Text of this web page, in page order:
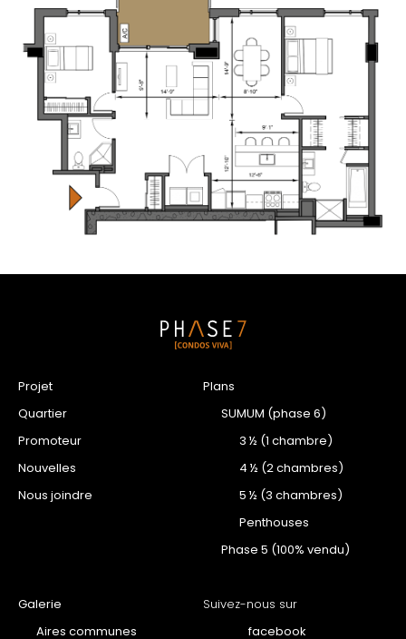
Projet
Quartier
Promoteur
Nouvelles
Nous joindre
Plans
SUMUM (phase 6)
3 ½ (1 chambre)
4 ½ (2 chambres)
5 ½ (3 chambres)
Penthouses
Phase 5 (100% vendu)
Galerie
Aires communes
Suivez-nous sur
facebook